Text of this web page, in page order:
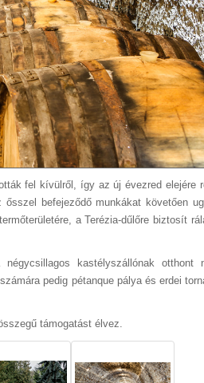
fel kívülről, így az új évezred elejére
befejeződő munkákat követően
a Terézia-dűlőre biztosít
kastélyszállónak otthont
pedig pétanque pálya és erdei
támogatást élvez.